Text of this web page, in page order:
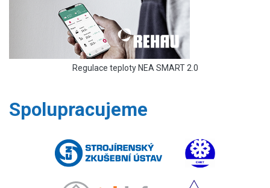
Regulace teploty NEA SMART 2.0
Spolupracujeme